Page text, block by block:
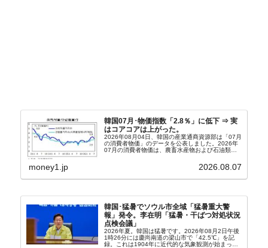
韓国07月･物価指数「2.8％」に低下 ⇒ 実
はコアコアは上がった。
2026年08月04日、韓国の産業通商資源部は「07月
の消費者物価」のデータを公表しました。2026年
07月の消費者物価は、農畜水産物および石油類の
2.8％上昇（06月は3.2％）となり、上昇率は前...
money1.jp 2026.08.07
韓国･猛暑でソウル市全域「猛暑重大警
報」発令。李在明「猛暑・干ばつ対処状況
点検会議」
2026年夏。韓国は猛暑です。2026年08月2日午後
1時26分には慶尚南道の梁山市で「42.5℃」を記
録。これは1904年に近代的な気象観測が始まって